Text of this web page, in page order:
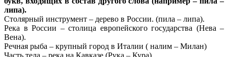
липа).
Столярный инструмент – дерево в России. (пила – липа).
Река в России – столица европейского государства (Нева –
Вена).
Речная рыба – крупный город в Италии ( налим – Милан)